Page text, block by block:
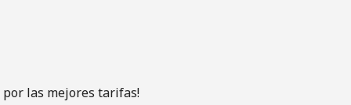
por las mejores tarifas!